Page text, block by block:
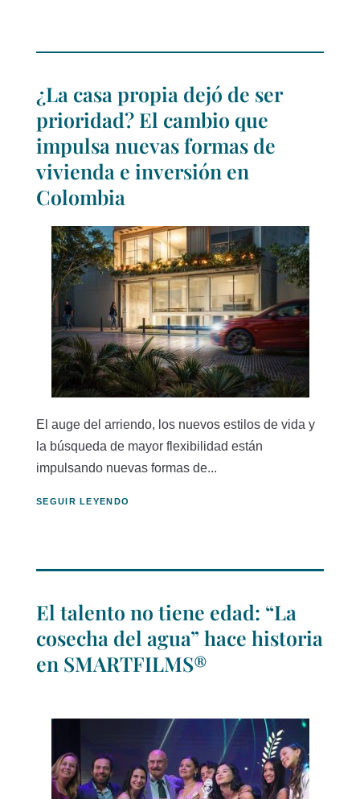
¿La casa propia dejó de ser
prioridad? El cambio que
impulsa nuevas formas de
vivienda e inversión en
Colombia
El auge del arriendo, los nuevos estilos de vida y
la búsqueda de mayor flexibilidad están
impulsando nuevas formas de...
SEGUIR LEYENDO
El talento no tiene edad: “La
cosecha del agua” hace historia
en SMARTFILMS®